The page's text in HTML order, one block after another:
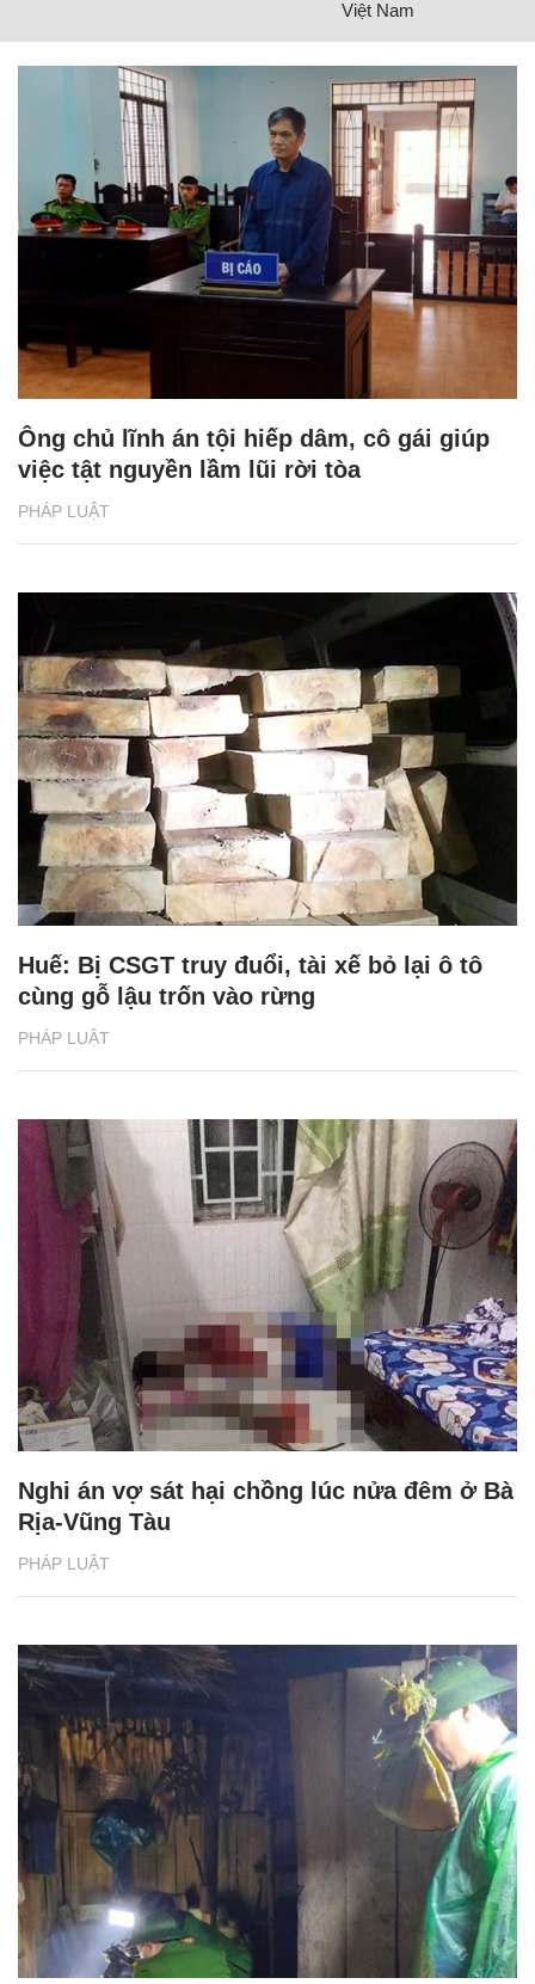
Việt Nam
PHÁP LUẬT
Ông chủ lĩnh án tội hiếp dâm, cô gái giúp
việc tật nguyền lầm lũi rời tòa
PHÁP LUẬT
Huế: Bị CSGT truy đuổi, tài xế bỏ lại ô tô
cùng gỗ lậu trốn vào rừng
PHÁP LUẬT
Nghi án vợ sát hại chồng lúc nửa đêm ở Bà
Rịa-Vũng Tàu